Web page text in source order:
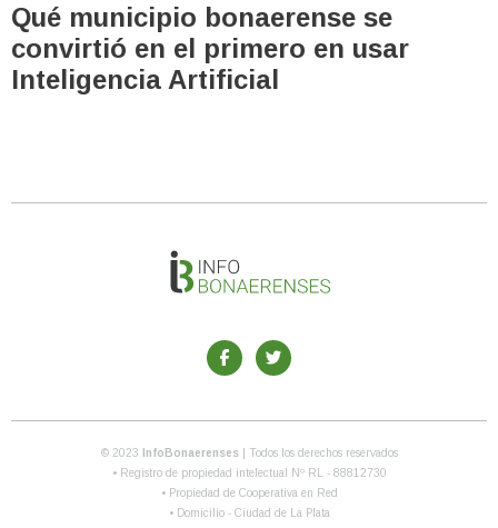
Qué municipio bonaerense se
convirtió en el primero en usar
Inteligencia Artificial
© 2023 InfoBonaerenses
| Todos los derechos reservados
• Registro de propiedad intelectual Nº RL - 88812730
• Propiedad de Cooperativa en Red
• Domicilio - Ciudad de La Plata